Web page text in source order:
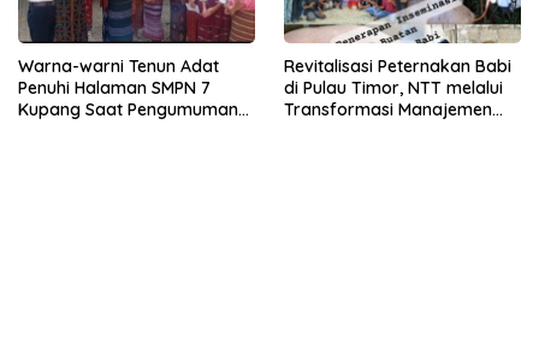
Warna-warni Tenun Adat
Penuhi Halaman SMPN 7
Kupang Saat Pengumuman
Revitalisasi Peternakan Babi
di Pulau Timor, NTT melalui
Transformasi Manajemen